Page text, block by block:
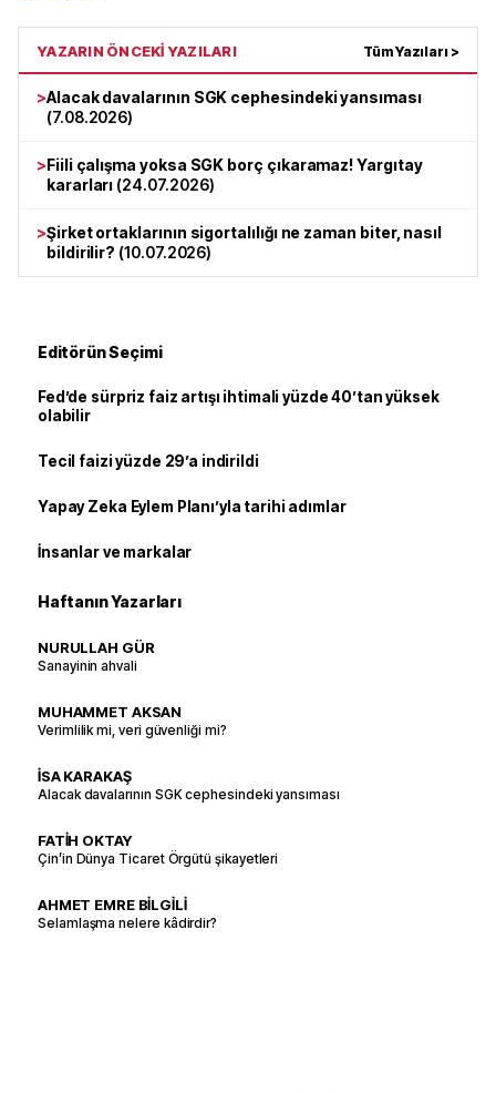
YAZARIN ÖNCEKİ YAZILARI Tüm Yazıları >
>Alacak davalarının SGK cephesindeki yansıması
(7.08.2026)
>Fiili çalışma yoksa SGK borç çıkaramaz! Yargıtay
kararları (24.07.2026)
>Şirket ortaklarının sigortalılığı ne zaman biter, nasıl
bildirilir? (10.07.2026)
Editörün Seçimi
Fed’de sürpriz faiz artışı ihtimali yüzde 40’tan yüksek
olabilir
Tecil faizi yüzde 29’a indirildi
Yapay Zeka Eylem Planı’yla tarihi adımlar
İnsanlar ve markalar
Haftanın Yazarları
NURULLAH GÜR
Sanayinin ahvali
MUHAMMET AKSAN
Verimlilik mi, veri güvenliği mi?
İSA KARAKAŞ
Alacak davalarının SGK cephesindeki yansıması
FATİH OKTAY
Çin’in Dünya Ticaret Örgütü şikayetleri
AHMET EMRE BİLGİLİ
Selamlaşma nelere kâdirdir?